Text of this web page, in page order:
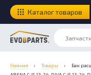
Каталог товаров
Главная › Товары ›
Бак